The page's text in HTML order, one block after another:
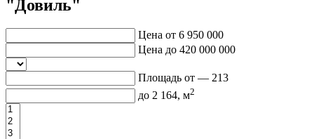
"Довиль"
Цена от 6 950 000
Цена до 420 000 000
Площадь от — 213
до 2 164, м2